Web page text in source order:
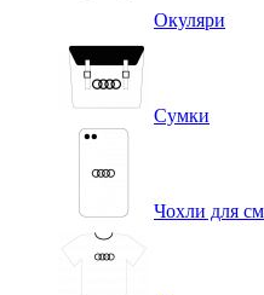
Окуляри
Сумки
Чохли для